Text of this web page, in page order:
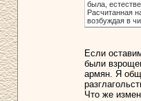
была,
Расчитанная
возбуждая в
Если
были
армян. Я
Что же